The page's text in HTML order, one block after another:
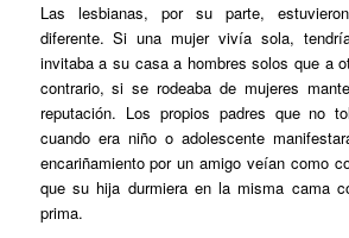
Las lesbianas, por su parte,
diferente. Si una mujer vivía sola,
invitaba a su casa a hombres solos que a
contrario, si se rodeaba de mujeres
reputación. Los propios padres que no
cuando era niño o adolescente
encariñamiento por un amigo veían como
que su hija durmiera en la misma cama
prima.